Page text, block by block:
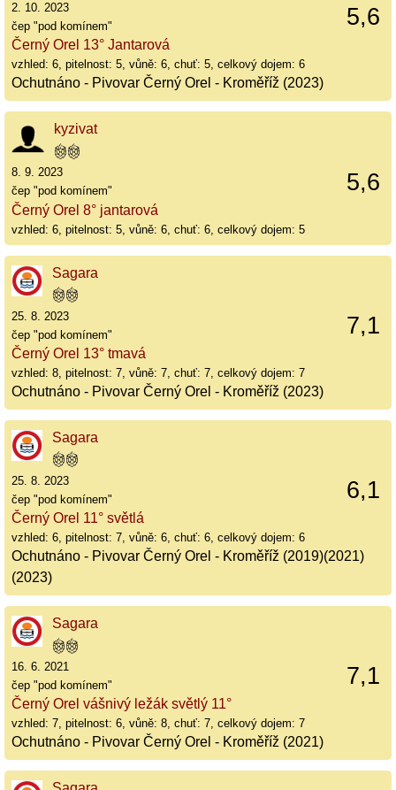
5,6
2. 10. 2023
čep "pod komínem"
Černý Orel 13° Jantarová
vzhled: 6, pitelnost: 5, vůně: 6, chuť: 5, celkový dojem: 6
Ochutnáno - Pivovar Černý Orel - Kroměříž (2023)
kyzivat
5,6
8. 9. 2023
čep "pod komínem"
Černý Orel 8° jantarová
vzhled: 6, pitelnost: 5, vůně: 6, chuť: 6, celkový dojem: 5
Sagara
7,1
25. 8. 2023
čep "pod komínem"
Černý Orel 13° tmavá
vzhled: 8, pitelnost: 7, vůně: 7, chuť: 7, celkový dojem: 7
Ochutnáno - Pivovar Černý Orel - Kroměříž (2023)
Sagara
6,1
25. 8. 2023
čep "pod komínem"
Černý Orel 11° světlá
vzhled: 6, pitelnost: 7, vůně: 6, chuť: 6, celkový dojem: 6
Ochutnáno - Pivovar Černý Orel - Kroměříž (2019)(2021)
(2023)
Sagara
7,1
16. 6. 2021
čep "pod komínem"
Černý Orel vášnivý ležák světlý 11°
vzhled: 7, pitelnost: 6, vůně: 8, chuť: 7, celkový dojem: 7
Ochutnáno - Pivovar Černý Orel - Kroměříž (2021)